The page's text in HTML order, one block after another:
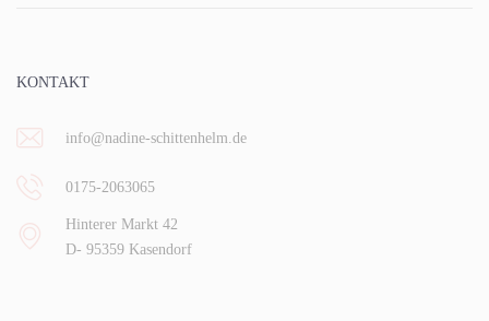
KONTAKT
info@nadine-schittenhelm.de
0175-2063065
Hinterer Markt 42
D- 95359 Kasendorf